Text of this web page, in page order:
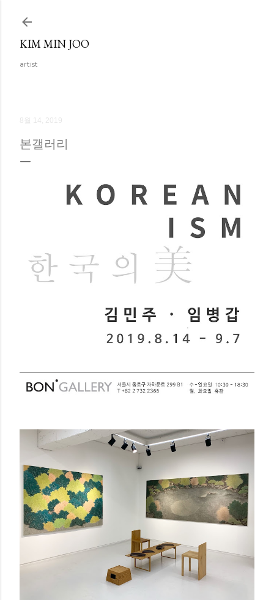
KIM MIN JOO
artist
8월 14, 2019
본갤러리